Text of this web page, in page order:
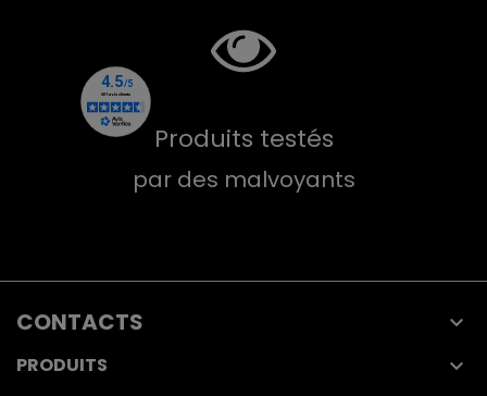
Produits testés
par des malvoyants
CONTACTS 
PRODUITS 